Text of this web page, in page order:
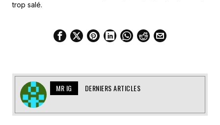
trop salé.
MR IG DERNIERS ARTICLES